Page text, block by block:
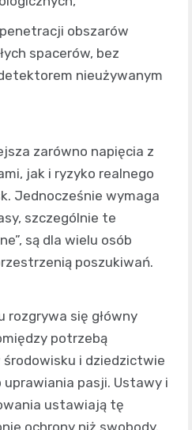
obszarów
spacerów, bez
nieużywanym
zarówno napięcia z
jak i ryzyko realnego
Jednocześnie wymaga
szczególnie te
są dla wielu osób
poszukiwań.
rozgrywa się główny
potrzebą
środowisku i dziedzictwie
uprawiania pasji. Ustawy i
ustawiają tę
ochrony niż swobody.